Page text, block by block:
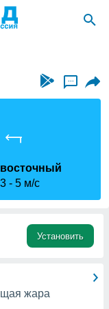
...
восточный
3
5 м/с
Установить
жара